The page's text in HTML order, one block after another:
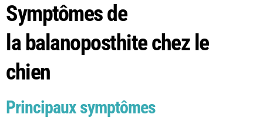
Symptômes de
la balanoposthite chez le
chien
Principaux symptômes